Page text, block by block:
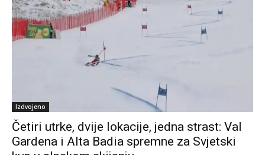
Izdvojeno
Četiri utrke, dvije lokacije, jedna strast: Val
Gardena i Alta Badia spremne za Svjetski